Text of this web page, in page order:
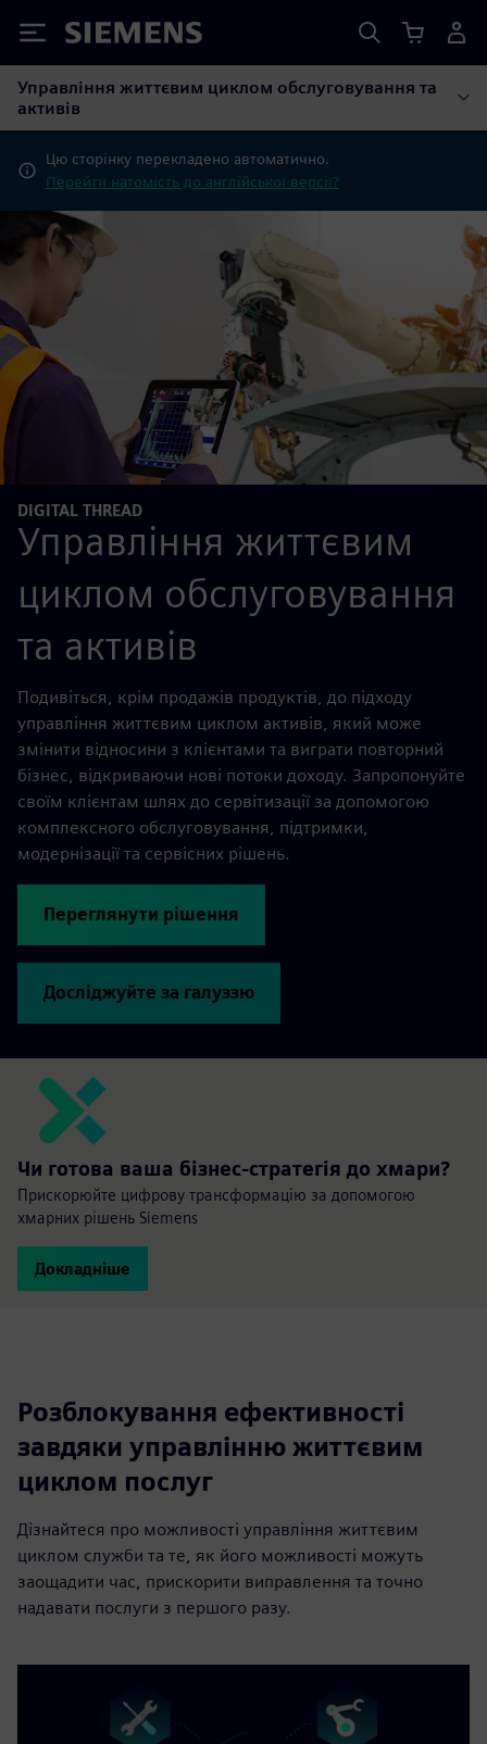
Siemens
Управління життєвим циклом обслуговування та
активів
Цю сторінку перекладено автоматично.
Перейти натомість до англійської версії?
DIGITAL THREAD
Управління життєвим
циклом обслуговування
та активів
Подивіться, крім продажів продуктів, до підходу
управління життєвим циклом активів, який може
змінити відносини з клієнтами та виграти повторний
бізнес, відкриваючи нові потоки доходу. Запропонуйте
своїм клієнтам шлях до сервітизації за допомогою
комплексного обслуговування, підтримки,
модернізації та сервісних рішень.
Переглянути рішення
Досліджуйте за галуззю
Чи готова ваша бізнес-стратегія до хмари?
Прискорюйте цифрову трансформацію за допомогою
хмарних рішень Siemens
Докладніше
Розблокування ефективності
завдяки управлінню життєвим
циклом послуг
Дізнайтеся про можливості управління життєвим
циклом служби та те, як його можливості можуть
заощадити час, прискорити виправлення та точно
надавати послуги з першого разу.